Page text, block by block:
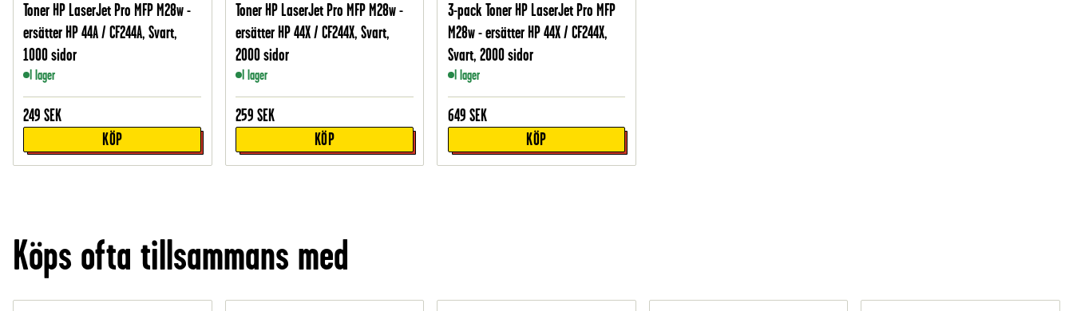
Toner HP LaserJet Pro MFP M28w -
ersätter HP 44A / CF244A, Svart,
1000 sidor
I lager
249 SEK
KÖP
Toner HP LaserJet Pro MFP M28w -
ersätter HP 44X / CF244X, Svart,
2000 sidor
I lager
259 SEK
KÖP
3-pack Toner HP LaserJet Pro MFP
M28w - ersätter HP 44X / CF244X,
Svart, 2000 sidor
I lager
649 SEK
KÖP
Köps ofta tillsammans med